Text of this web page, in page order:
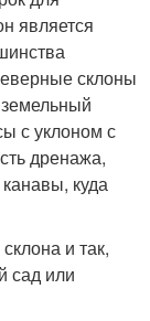
является
склоны
с уклоном с
дренажа,
куда
и так,
сад или